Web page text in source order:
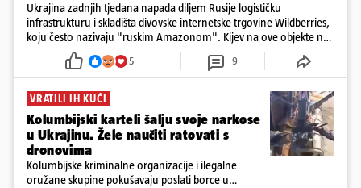
Ukrajina zadnjih tjedana napada diljem Rusije logističku
infrastrukturu i skladišta divovske internetske trgovine Wildberries,
koju često nazivaju "ruskim Amazonom". Kijev na ove objekte ne
gleda samo kao na obična trgovačka skladišta, već tvrdi da ih ruske
snage koriste i za vojne potrebe, odnosno za skladištenje i
distribuciju dijelova za dronove i druge opreme koja se koristi u
ratu. S druge strane, napadi služe i kao izravan odgovor na ruska
bombardiranja ukrajinske poštanske i logističke infrastrukture te
kao način da se ekonomske posljedice rata prenesu dublje na ruski
teritorij i približe običnim građanima.
5 9
VRATILI IH KUĆI
Kolumbijski karteli šalju svoje narkose
u Ukrajinu. Žele naučiti ratovati s
dronovima
Kolumbijske kriminalne organizacije i ilegalne
oružane skupine pokušavaju poslati borce u